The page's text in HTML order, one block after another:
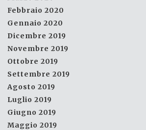
Febbraio 2020
Gennaio 2020
Dicembre 2019
Novembre 2019
Ottobre 2019
Settembre 2019
Agosto 2019
Luglio 2019
Giugno 2019
Maggio 2019